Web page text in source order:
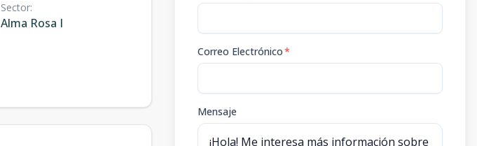
Sector:
Alma Rosa I
Correo Electrónico*
Mensaje